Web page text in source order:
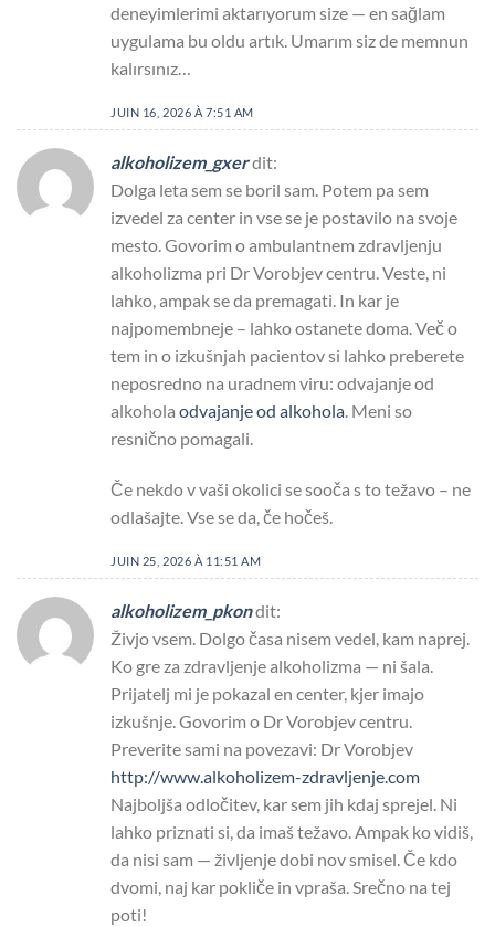
deneyimlerimi aktarıyorum size — en sağlam
uygulama bu oldu artık. Umarım siz de memnun
kalırsınız…
JUIN 16, 2026 À 7:51 AM
alkoholizem_gxerdit:
Dolga leta sem se boril sam. Potem pa sem
izvedel za center in vse se je postavilo na svoje
mesto. Govorim o ambulantnem zdravljenju
alkoholizma pri Dr Vorobjev centru. Veste, ni
lahko, ampak se da premagati. In kar je
najpomembneje – lahko ostanete doma. Več o
tem in o izkušnjah pacientov si lahko preberete
neposredno na uradnem viru: odvajanje od
alkohola odvajanje od alkohola. Meni so
resnično pomagali.
Če nekdo v vaši okolici se sooča s to težavo – ne
odlašajte. Vse se da, če hočeš.
JUIN 25, 2026 À 11:51 AM
alkoholizem_pkondit:
Živjo vsem. Dolgo časa nisem vedel, kam naprej.
Ko gre za zdravljenje alkoholizma — ni šala.
Prijatelj mi je pokazal en center, kjer imajo
izkušnje. Govorim o Dr Vorobjev centru.
Preverite sami na povezavi: Dr Vorobjev
http://www.alkoholizem-zdravljenje.com
Najboljša odločitev, kar sem jih kdaj sprejel. Ni
lahko priznati si, da imaš težavo. Ampak ko vidiš,
da nisi sam — življenje dobi nov smisel. Če kdo
dvomi, naj kar pokliče in vpraša. Srečno na tej
poti!